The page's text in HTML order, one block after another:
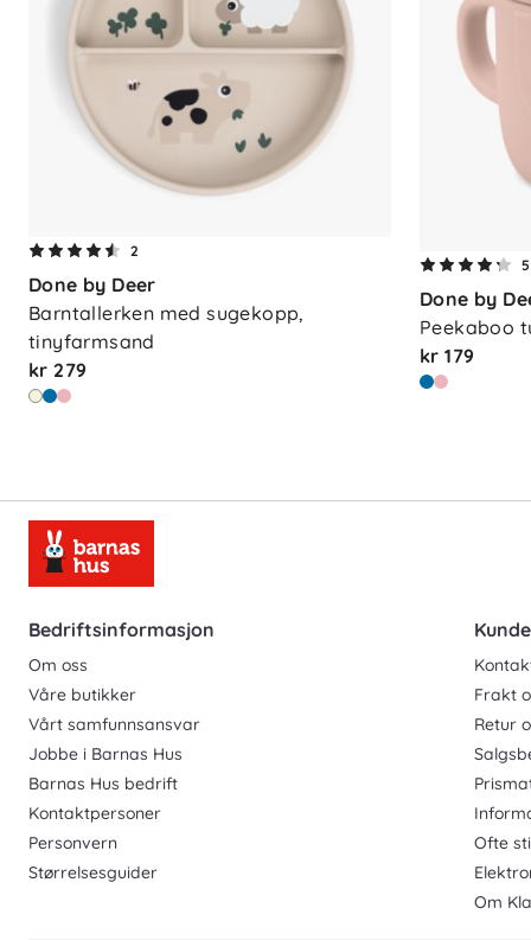
2
Done by Deer
Barntallerken med sugekopp,
tinyfarmsand
kr 279
5
Done by
Peekaboo
kr 179
Bedriftsinformasjon
Om oss
Våre butikker
Vårt samfunnsansvar
Jobbe i Barnas Hus
Barnas Hus bedrift
Kontaktpersoner
Personvern
Størrelsesguider
Frakt
Retur
Ofte
Om